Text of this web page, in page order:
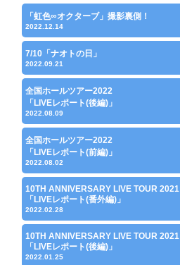
「虹色∞オクターブ」撮影裏側！
2022.12.14
7/10「ナオトの日」
2022.09.21
全国ホールツアー2022
「LIVEレポート(後編)」
2022.08.09
全国ホールツアー2022
「LIVEレポート(前編)」
2022.08.02
10TH ANNIVERSARY LIVE TOUR 2021
「LIVEレポート(番外編)」
2022.02.28
10TH ANNIVERSARY LIVE TOUR 2021
「LIVEレポート(後編)」
2022.01.25